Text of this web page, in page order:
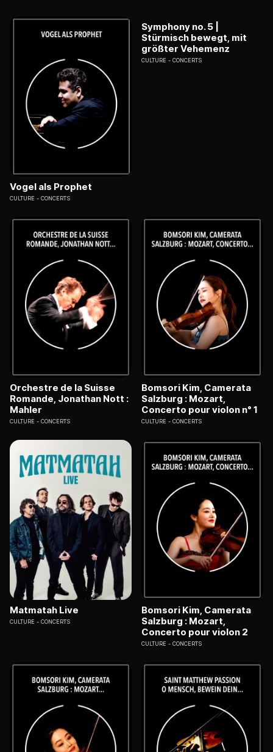
Vogel als Prophet
CULTURE CONCERTS
Symphony no. 5 |
Stürmisch bewegt, mit
größter Vehemenz
CULTURE CONCERTS
Orchestre de la Suisse
Romande, Jonathan Nott :
Mahler
CULTURE CONCERTS
Bomsori Kim, Camerata
Salzburg : Mozart,
Concerto pour violon n° 1
CULTURE CONCERTS
Matmatah Live
CULTURE CONCERTS
Bomsori Kim, Camerata
Salzburg : Mozart,
Concerto pour violon 2
CULTURE CONCERTS